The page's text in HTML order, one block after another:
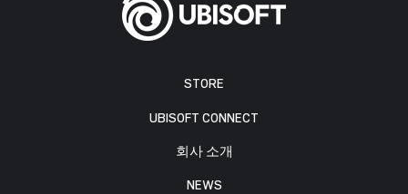
STORE
UBISOFT CONNECT
회사 소개
NEWS